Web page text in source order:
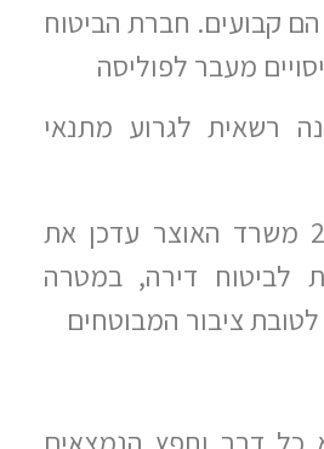
הם קבועים. חברת הביטוח
מעבר לפוליסה
רשאית לגרוע מתנאי
בחודש יולי 2015 משרד האוצר עדכן את
לביטוח דירה, במטרה
ציבור המבוטחים
כל דבר וחפץ הנמצאים